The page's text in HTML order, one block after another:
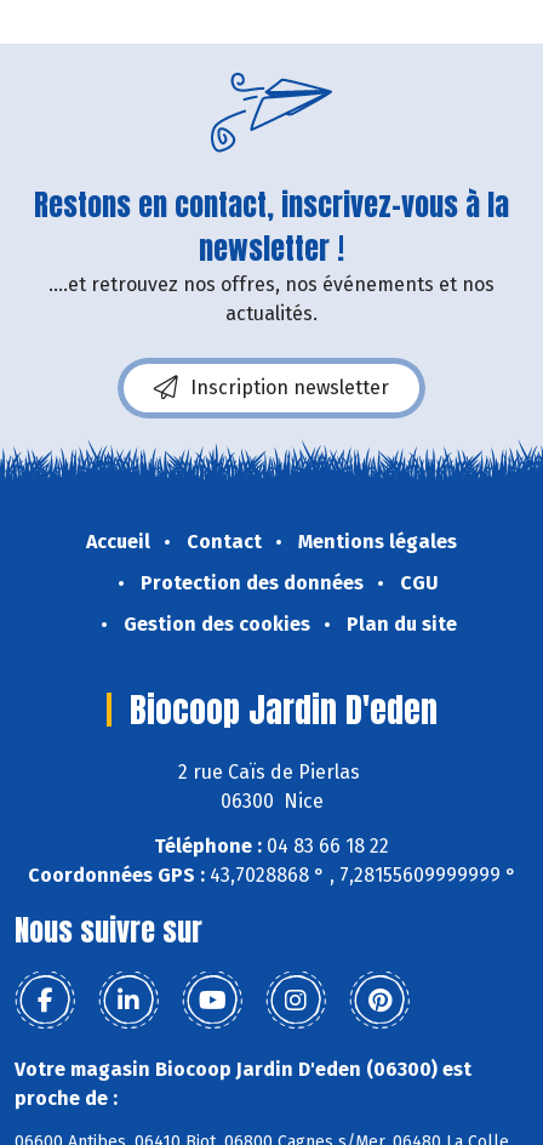
Restons en contact, inscrivez-vous à la
newsletter !
....et retrouvez nos offres, nos événements et nos
actualités.
Inscription newsletter
Accueil Contact
Mentions légales
Protection des données
CGU
Gestion des cookies
Plan du site
Biocoop Jardin D'eden
2 rue Caïs de Pierlas
06300 Nice
Téléphone : 04 83 66 18 22
Coordonnées GPS :43,7028868 ° , 7,28155609999999 °
Nous suivre sur
Votre magasin Biocoop Jardin D'eden (06300) est
proche de :